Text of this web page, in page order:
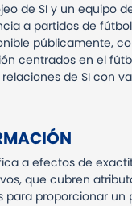
de SI y un equipo
a partidos de
públicamente,
centrados en el
de SI con
a efectos de
que cubren
proporcionar